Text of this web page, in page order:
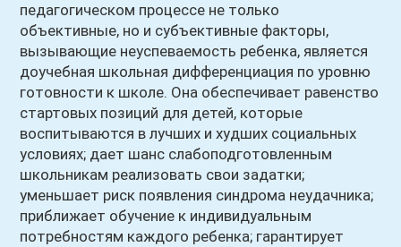
педагогическом процессе не только
объективные, но и субъективные факторы,
вызывающие неуспеваемость ребенка, является
доучебная школьная дифференциация по уровню
готовности к школе. Она обеспечивает равенство
стартовых позиций для детей, которые
воспитываются в лучших и худших социальных
условиях; дает шанс слабоподготовленным
школьникам реализовать свои задатки;
уменьшает риск появления синдрома неудачника;
приближает обучение к индивидуальным
потребностям каждого ребенка; гарантирует